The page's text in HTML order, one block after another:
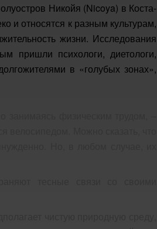
Никойя (Nicoya) в Коста-
и относятся к разным культурам,
жизни. Исследования
пришли психологи, диетологи,
в «голубых зонах»,